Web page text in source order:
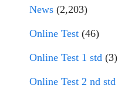
News (2,203)
Online Test (46)
Online Test 1 std (3)
Online Test 2 nd std